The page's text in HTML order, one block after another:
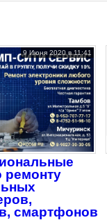
9 Июня 2020 в 11:41
ремонту
смартфонов